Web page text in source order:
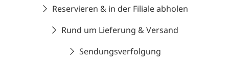
Reservieren & in der Filiale abholen
Rund um Lieferung & Versand
Sendungsverfolgung